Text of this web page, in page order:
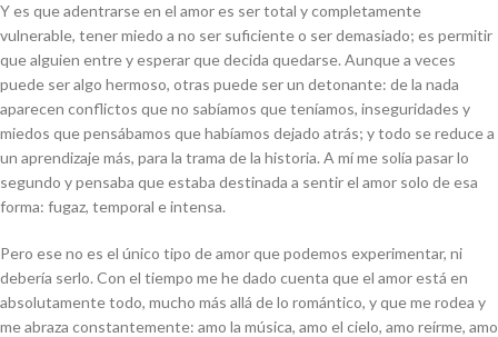
Y es que adentrarse en el amor es ser total y completamente
vulnerable, tener miedo a no ser suficiente o ser demasiado; es permitir
que alguien entre y esperar que decida quedarse. Aunque a veces
puede ser algo hermoso, otras puede ser un detonante: de la nada
aparecen conflictos que no sabíamos que teníamos, inseguridades y
miedos que pensábamos que habíamos dejado atrás; y todo se reduce a
un aprendizaje más, para la trama de la historia. A mí me solía pasar lo
segundo y pensaba que estaba destinada a sentir el amor solo de esa
forma: fugaz, temporal e intensa.
Pero ese no es el único tipo de amor que podemos experimentar, ni
debería serlo. Con el tiempo me he dado cuenta que el amor está en
absolutamente todo, mucho más allá de lo romántico, y que me rodea y
me abraza constantemente: amo la música, amo el cielo, amo reírme, amo